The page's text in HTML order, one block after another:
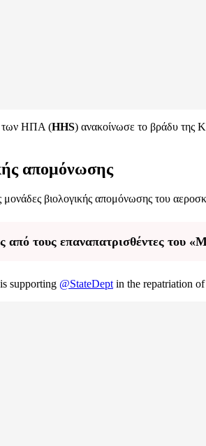
των ΗΠΑ (HHS) ανακοίνωσε το βράδυ της
απομόνωσης
μονάδες βιολογικής απομόνωσης του
τους επαναπατρισθέντες του
is supporting @StateDept in the repatriation